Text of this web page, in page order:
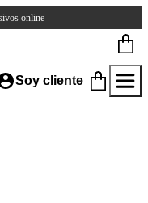
online
Soy cliente